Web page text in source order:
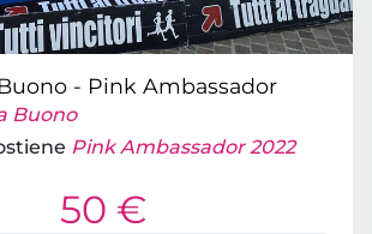
- Pink Ambassador
Buono
Pink Ambassador 2022
50 €